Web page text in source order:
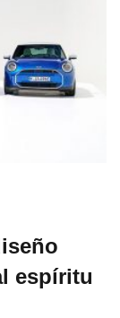
espíritu